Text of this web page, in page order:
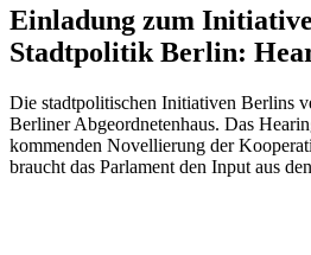
Einladung zum
Stadtpolitik Berlin:
Die stadtpolitischen Initiativen Berlins
Berliner Abgeordnetenhaus. Das
kommenden Novellierung der
braucht das Parlament den Input aus